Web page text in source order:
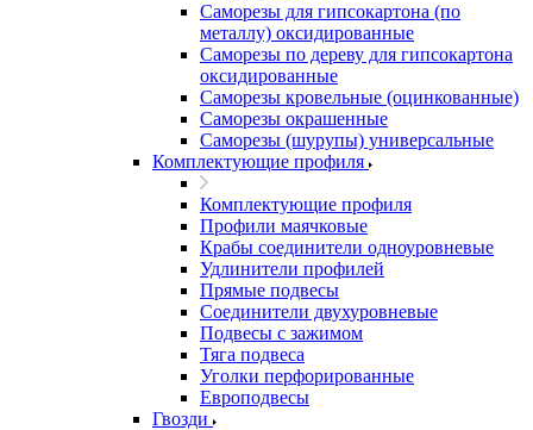
Саморезы для гипсокартона (по
металлу) оксидированные
Саморезы по дереву для гипсокартона
оксидированные
Саморезы кровельные (оцинкованные)
Саморезы окрашенные
Саморезы (шурупы) универсальные
Комплектующие профиля
Комплектующие профиля
Профили маячковые
Крабы соединители одноуровневые
Удлинители профилей
Прямые подвесы
Соединители двухуровневые
Подвесы с зажимом
Тяга подвеса
Уголки перфорированные
Европодвесы
Гвозди